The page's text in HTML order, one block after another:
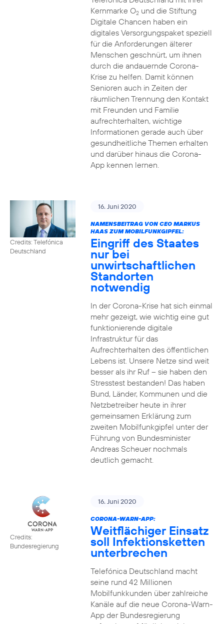
Kernmarke O2und die Stiftung
Digitale Chancen haben ein
digitales Versorgungspaket speziell
für die Anforderungen älterer
Menschen geschnürt, um ihnen
durch die andauernde Corona-
Krise zu helfen. Damit können
Senioren auch in Zeiten der
räumlichen Trennung den Kontakt
mit Freunden und Familie
aufrechterhalten, wichtige
Informationen gerade auch über
gesundheitliche Themen erhalten
und darüber hinaus die Corona-
App kennen lernen.
Credits: Telefónica
Deutschland
16. Juni 2020
NAMENSBEITRAG VON CEO MARKUS
HAAS ZUM MOBILFUNKGIPFEL:
Eingriff des Staates
nur bei
unwirtschaftlichen
Standorten
notwendig
In der Corona-Krise hat sich einmal
mehr gezeigt, wie wichtig eine gut
funktionierende digitale
Infrastruktur für das
Aufrechterhalten des öffentlichen
Lebens ist. Unsere Netze sind weit
besser als ihr Ruf – sie haben den
Stresstest bestanden! Das haben
Bund, Länder, Kommunen und die
Netzbetreiber heute in ihrer
gemeinsamen Erklärung zum
zweiten Mobilfunkgipfel unter der
Führung von Bundesminister
Andreas Scheuer nochmals
deutlich gemacht.
Credits:
Bundesregierung
16. Juni 2020
CORONA-WARN-APP:
Weitflächiger Einsatz
soll Infektionsketten
unterbrechen
Telefónica Deutschland macht
seine rund 42 Millionen
Mobilfunkkunden über zahlreiche
Kanäle auf die neue Corona-Warn-
App der Bundesregierung